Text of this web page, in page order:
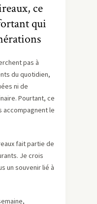
ce
qui
pas à
du quotidien,
ni de
Pourtant, ce
accompagnent le
fait partie de
Je crois
un souvenir lié à